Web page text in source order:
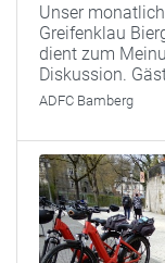
Unser
Greifenklau
dient zum
Diskussion.
ADFC Bamberg